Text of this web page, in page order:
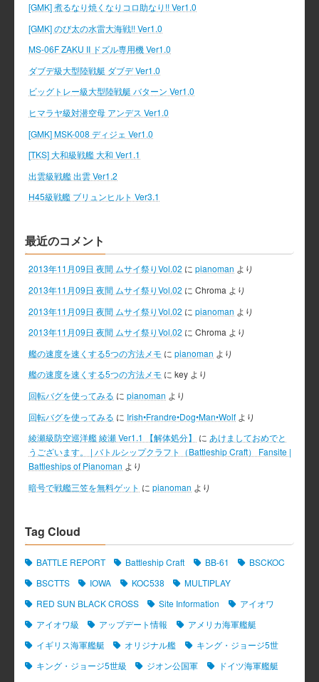
[GMK] 煮るなり焼くなりコロ助なり!! Ver1.0
[GMK] のび太の水雷大海戦!! Ver1.0
MS-06F ZAKU II ドズル専用機 Ver1.0
ダブデ級大型陸戦艇 ダブデ Ver1.0
ビッグトレー級大型陸戦艇 バターン Ver1.0
ヒマラヤ級対潜空母 アンデス Ver1.0
[GMK] MSK-008 ディジェ Ver1.0
[TKS] 大和級戦艦 大和 Ver1.1
出雲級戦艦 出雲 Ver1.2
H45級戦艦 ブリュンヒルト Ver3.1
最近のコメント
2013年11月09日 夜間 ムサイ祭りVol.02 に pianoman より
2013年11月09日 夜間 ムサイ祭りVol.02 に Chroma より
2013年11月09日 夜間 ムサイ祭りVol.02 に pianoman より
2013年11月09日 夜間 ムサイ祭りVol.02 に Chroma より
艦の速度を速くする5つの方法メモ に pianoman より
艦の速度を速くする5つの方法メモ に key より
回転バグを使ってみる に pianoman より
回転バグを使ってみる に Irish•Frandre•Dog•Man•Wolf より
綾瀬級防空巡洋艦 綾瀬 Ver1.1 【解体処分】
に あけましておめでと
うございます。 | バトルシップクラフト（Battleship Craft） Fansite |
Battleships of Pianoman より
暗号で戦艦三笠を無料ゲット に pianoman より
Tag Cloud
BATTLE REPORT Battleship Craft BB-61
BSCKOC
BSCTTS
IOWA KOC538
MULTIPLAY
RED SUN BLACK CROSS
Site Information
アイオワ
アイオワ級
アップデート情報
アメリカ海軍艦艇
イギリス海軍艦艇
オリジナル艦
キング・ジョージ5世
キング・ジョージ5世級
ジオン公国軍
ドイツ海軍艦艇